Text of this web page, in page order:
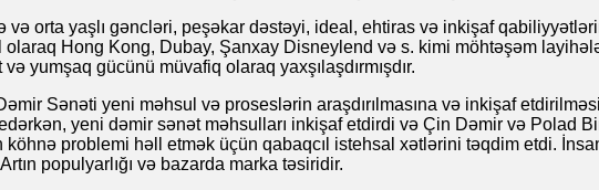
və orta yaşlı gəncləri, peşəkar dəstəyi, ideal, ehtiras və inkişaf
olaraq Hong Kong, Dubay, Şanxay Disneylend və s. kimi möhtəşəm
yumşaq gücünü müvafiq olaraq yaxşılaşdırmışdır.
Sənəti yeni məhsul və proseslərin araşdırılmasına və inkişaf
yeni dəmir sənət məhsulları inkişaf etdirdi və Çin Dəmir və Polad
problemi həll etmək üçün qabaqcıl istehsal xətlərini təqdim etdi.
populyarlığı və bazarda marka təsiridir.